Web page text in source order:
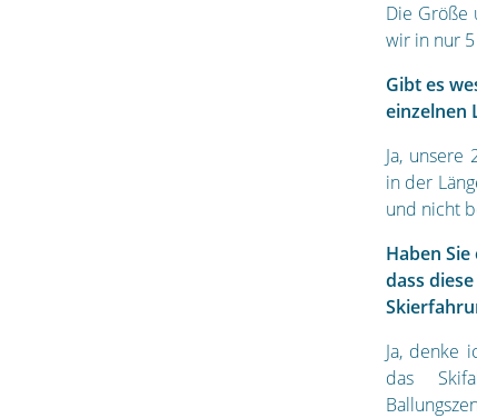
Die Größe
wir in nur
Gibt es
einzelnen
Ja,
in der
und nicht
Haben
dass
Ja, denke
das